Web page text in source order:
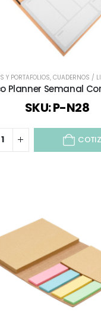
Y SUSTENTABLES, ESCRITORIO,
Y PORTAFOLIOS, CUADERNOS /
Planner Semanal
SKU: P-N28